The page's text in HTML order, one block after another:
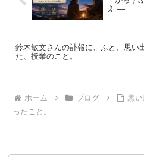
え ―
鈴木敏文さんの訃報に、ふと、思い
た、授業のこと。
ホーム ブログ
黒
ったこと。